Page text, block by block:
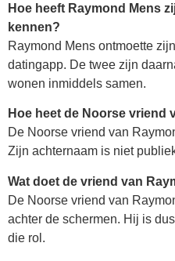
Hoe heeft Raymond Mens
kennen?
Raymond Mens ontmoette
datingapp. De twee zijn
wonen inmiddels samen.
Hoe heet de Noorse vriend
De Noorse vriend van
Zijn achternaam is niet
Wat doet de vriend van
De Noorse vriend van
achter de schermen. Hij is
die rol.